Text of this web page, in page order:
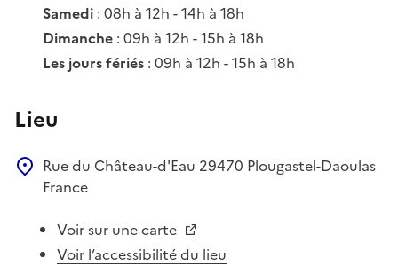
Samedi : 08h à 12h - 14h à 18h
Dimanche : 09h à 12h - 15h à 18h
Les jours fériés : 09h à 12h - 15h à 18h
Lieu
Rue du Château-d'Eau 29470 Plougastel-Daoulas
France
Voir sur une carte
Voir l’accessibilité du lieu